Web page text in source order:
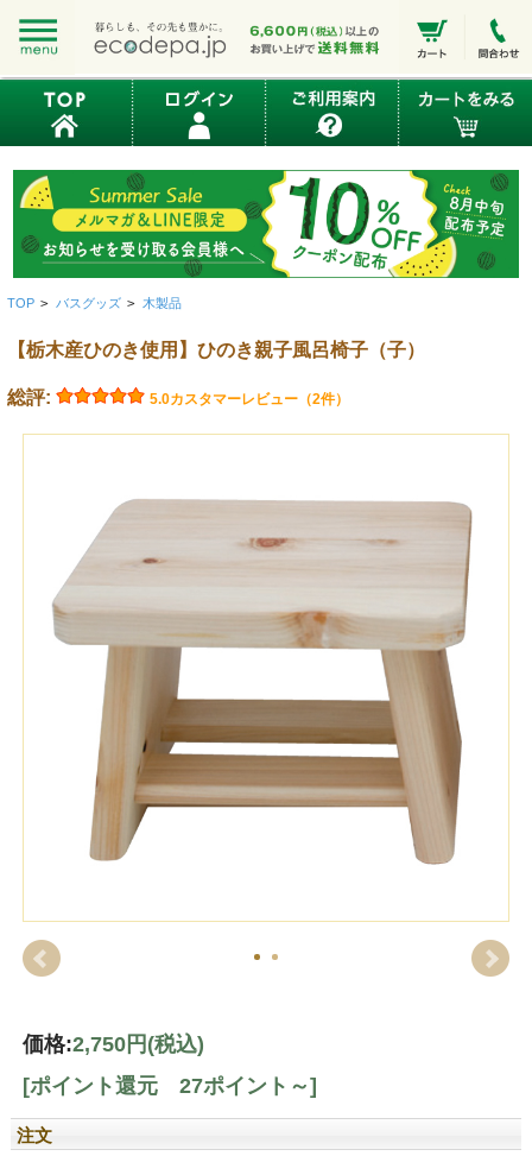
TOP > バスグッズ > 木製品
【栃木産ひのき使用】ひのき親子風呂椅子（子）
総評: 5.0カスタマーレビュー（2件）
価格:2,750円 (税込)
[ポイント還元 27ポイント～]
注文